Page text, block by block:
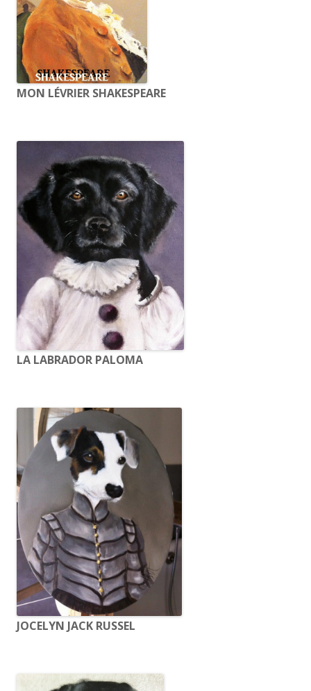
MON LÉVRIER SHAKESPEARE
LA LABRADOR PALOMA
JOCELYN JACK RUSSEL